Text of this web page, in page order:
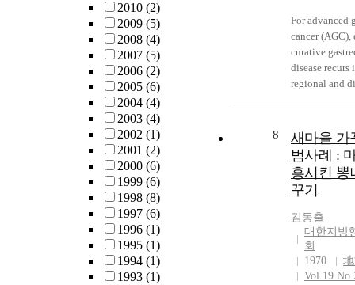
2010 (2)
2009 (5)
2008 (4)
2007 (5)
2006 (2)
2005 (6)
2004 (4)
2003 (4)
2002 (1)
2001 (2)
2000 (6)
1999 (6)
1998 (8)
1997 (6)
1996 (1)
1995 (1)
1994 (1)
1993 (1)
fraction
EGCG after
intraduodenal
were 13%
dose,
considerable
or elimination
in the
absorption
For advanced
cancer (AGC),
curative
disease recurs
regional and
relapse,
prognostic
crucial to
adapted
this disease.
suggested
biologic
cancers with
mismatch
system
8
새마을 가
범사례 :
흥시킨 뽕
꾸기
김동출
대한지방
회
1970
Vol.19